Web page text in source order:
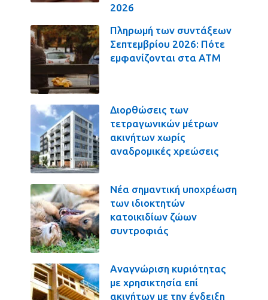
2026
Πληρωμή των συντάξεων
Σεπτεμβρίου 2026: Πότε
εμφανίζονται στα ΑΤΜ
Διορθώσεις των
τετραγωνικών μέτρων
ακινήτων χωρίς
αναδρομικές χρεώσεις
Νέα σημαντική υποχρέωση
των ιδιοκτητών
κατοικιδίων ζώων
συντροφιάς
Αναγνώριση κυριότητας
με χρησικτησία επί
ακινήτων με την ένδειξη